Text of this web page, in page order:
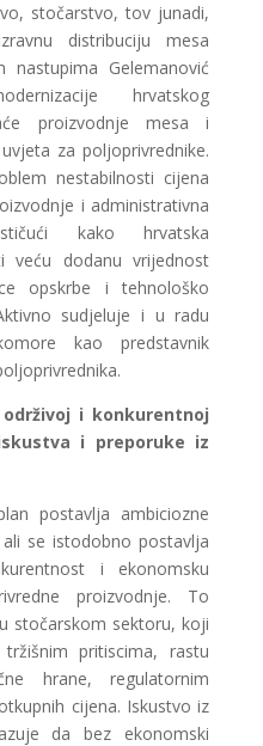
stočarstvo, tov junadi,
distribuciju mesa
Gelemanović
hrvatskog
proizvodnje mesa i
za poljoprivrednike.
nestabilnosti cijena
i administrativna
kako hrvatska
veću dodanu vrijednost
opskrbe i tehnološko
sudjeluje i u radu
kao predstavnik
održivoj i konkurentnoj
i preporuke iz
postavlja ambiciozne
se istodobno postavlja
i ekonomsku
proizvodnje. To
stočarskom sektoru, koji
pritiscima, rastu
hrane, regulatornim
cijena. Iskustvo iz
da bez ekonomski